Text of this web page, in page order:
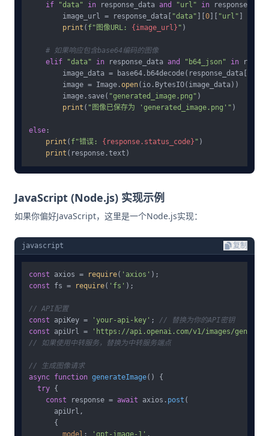
if
"data" in response_data and "url" in
        image_url = response_data[
"data" 0 "url"
print ( f"图像URL: {image_url} " )
# 如果响应包含base64编码的图像
elif
"data" in response_data and "b64_json" in
        image_data = base64.b64decode(response_data[
        image = Image.
open(io.BytesIO(image_data))
        image.save(
"generated_image.png" )
print ( "图像已保存为 'generated_image.png'" )
else :
print ( f"错误: {response.status_code} " )
print
JavaScript (Node.js) 实现示例
如果你偏好JavaScript，这里是一个Node.js实现：
javascript 复制
const axios = require( 'axios'
const fs = require( 'fs' );
// API配置
const apiKey = 'your-api-key' ; // 替换为你的API密钥
const apiUrl =
'https://api.openai.com/v1/images/
// 如果使用中转服务，替换为中转服务端点
// 生成图像请求
async function generateImage( ) {
try {
const response = await axios. post (
      apiUrl,
      {
model : 'gpt-image-1' ,